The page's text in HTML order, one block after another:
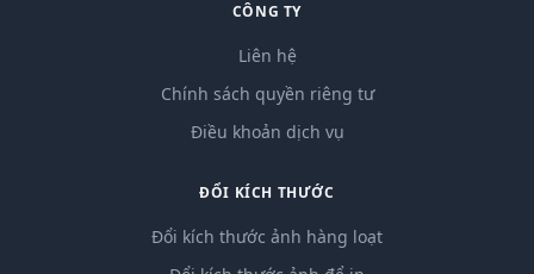
CÔNG TY
Liên hệ
Chính sách quyền riêng tư
Điều khoản dịch vụ
ĐỔI KÍCH THƯỚC
Đổi kích thước ảnh hàng loạt